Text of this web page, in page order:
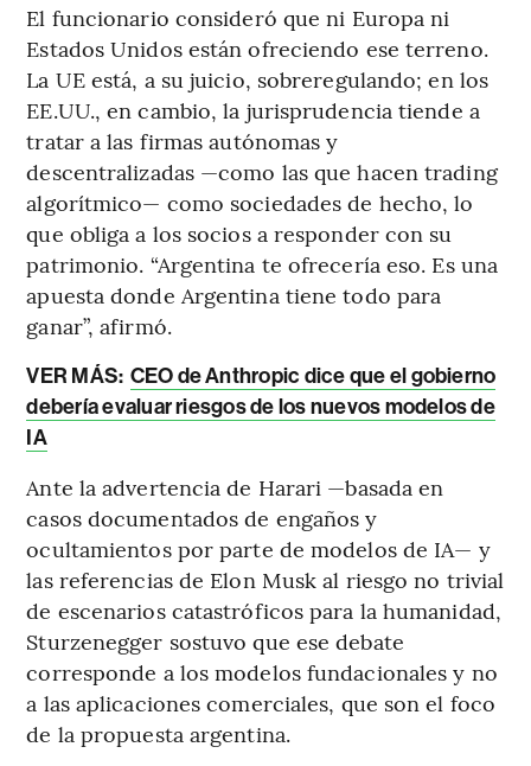
El funcionario consideró que ni Europa ni
Estados Unidos están ofreciendo ese terreno.
La UE está, a su juicio, sobreregulando; en los
EE.UU., en cambio, la jurisprudencia tiende a
tratar a las firmas autónomas y
descentralizadas —como las que hacen trading
algorítmico— como sociedades de hecho, lo
que obliga a los socios a responder con su
patrimonio. “Argentina te ofrecería eso. Es una
apuesta donde Argentina tiene todo para
ganar”, afirmó.
VER MÁS: CEO de Anthropic dice que el gobierno
debería evaluar riesgos de los nuevos modelos de
IA
Ante la advertencia de Harari —basada en
casos documentados de engaños y
ocultamientos por parte de modelos de IA— y
las referencias de Elon Musk al riesgo no trivial
de escenarios catastróficos para la humanidad,
Sturzenegger sostuvo que ese debate
corresponde a los modelos fundacionales y no
a las aplicaciones comerciales, que son el foco
de la propuesta argentina.